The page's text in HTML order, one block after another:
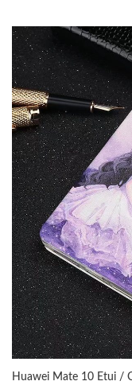
Huawei Mate 10 Etui /